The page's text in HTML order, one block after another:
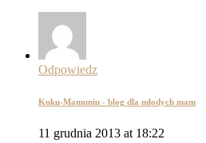
Odpowiedz
Kuku-Mamuniu - blog dla młodych mam
11 grudnia 2013 at 18:22